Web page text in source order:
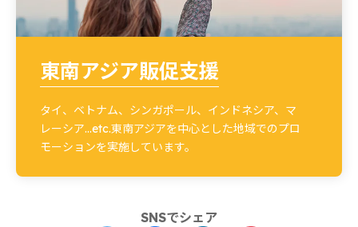
東南アジア販促支援
タイ、ベトナム、シンガポール、インドネシア、マ
レーシア…etc.東南アジアを中心とした地域でのプロ
モーションを実施しています。
SNSでシェア